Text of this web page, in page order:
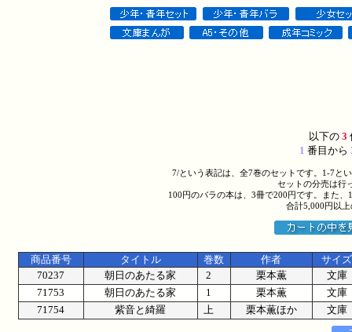
以下の3
1 番目から
7/という表記は、全7巻のセットです。1-7と
セットの分売は行
100円のバラの本は、3冊で200円です。また
合計5,000円以
商品番号 タイトル 巻数 作者
サイズ
70237
朝日のあたる家 2 栗本薫
文庫
71753
朝日のあたる家 1 栗本薫
文庫
71754
紫音と綺羅 上 栗本薫ほか 文庫